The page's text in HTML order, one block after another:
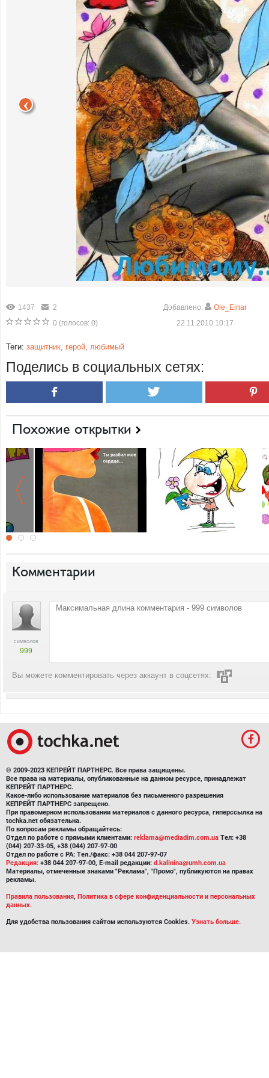
1437
2
0 (голосов: 0)
Добавлено:
Ole_Einar
22.11.2010 10:17
Теги: защитник, герой, любимый
Поделись в социальных сетях:
Похожие открытки
Комментарии
символов
999
Вы можете комментировать через аккаунт в соцсетях:
© 2009-2023 КЕПРЕЙТ ПАРТНЕРС. Все права защищены.
Все права на материалы, опубликованные на данном ресурсе, принадлежат
КЕПРЕЙТ ПАРТНЕРС.
Какое-либо использование материалов без письменного разрешения
КЕПРЕЙТ ПАРТНЕРС запрещено.
При правомерном использовании материалов с данного ресурса, гиперссылка на
tochka.net обязательна.
По вопросам рекламы обращайтесь:
Отдел по работе с прямыми клиентами: reklama@mediadim.com.ua Тел: +38
(044) 207-33-05, +38 (044) 207-97-00
Отдел по работе с РА: Тел./факс: +38 044 207-97-07
Редакция: +38 044 207-97-00, E-mail редакции: d.kalinina@umh.com.ua
Материалы, отмеченные знаками "Реклама", "Промо", публикуются на правах
рекламы.
Правила пользования, Политика в сфере конфиденциальности и персональных
данных.
Для удобства пользования сайтом используются Cookies. Узнать больше.